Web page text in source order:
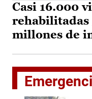
Casi 16.000
rehabilitadas
millones de